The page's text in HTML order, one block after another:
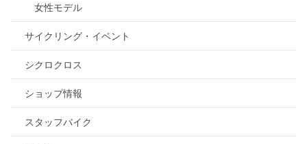
女性モデル
サイクリング・イベント
シクロクロス
ショップ情報
スタッフバイク